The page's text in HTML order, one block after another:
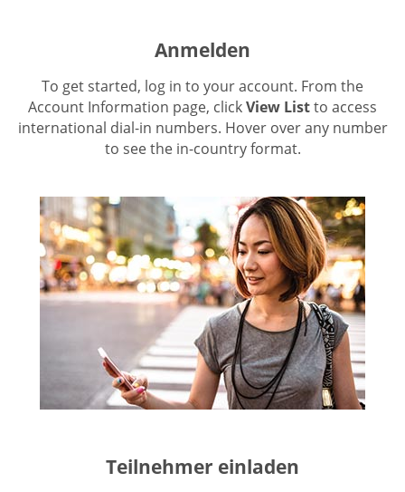
Anmelden
To get started, log in to your account. From the
Account Information page, clickView Listto access
international dial-in numbers. Hover over any number
to see the in-country format.
Teilnehmer einladen